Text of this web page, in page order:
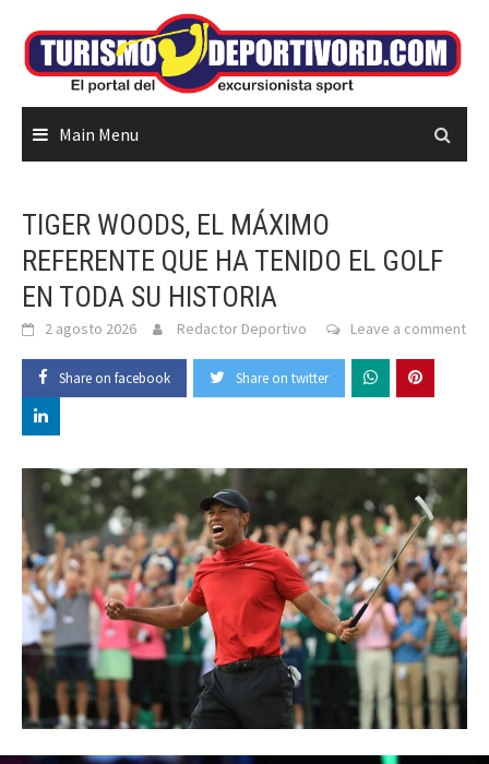
content
Main Menu
TIGER WOODS, EL MÁXIMO
REFERENTE QUE HA TENIDO EL GOLF
EN TODA SU HISTORIA
2 agosto 2026 Redactor Deportivo Leave a comment
Share on facebook Share on twitter